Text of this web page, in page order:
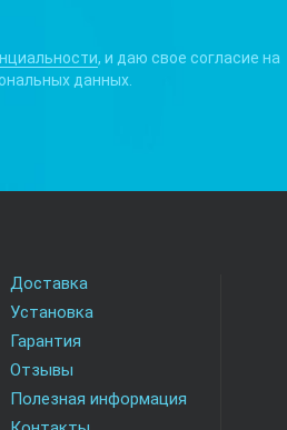
, и даю свое согласие на
данных.
Доставка
Установка
Гарантия
Отзывы
Полезная информация